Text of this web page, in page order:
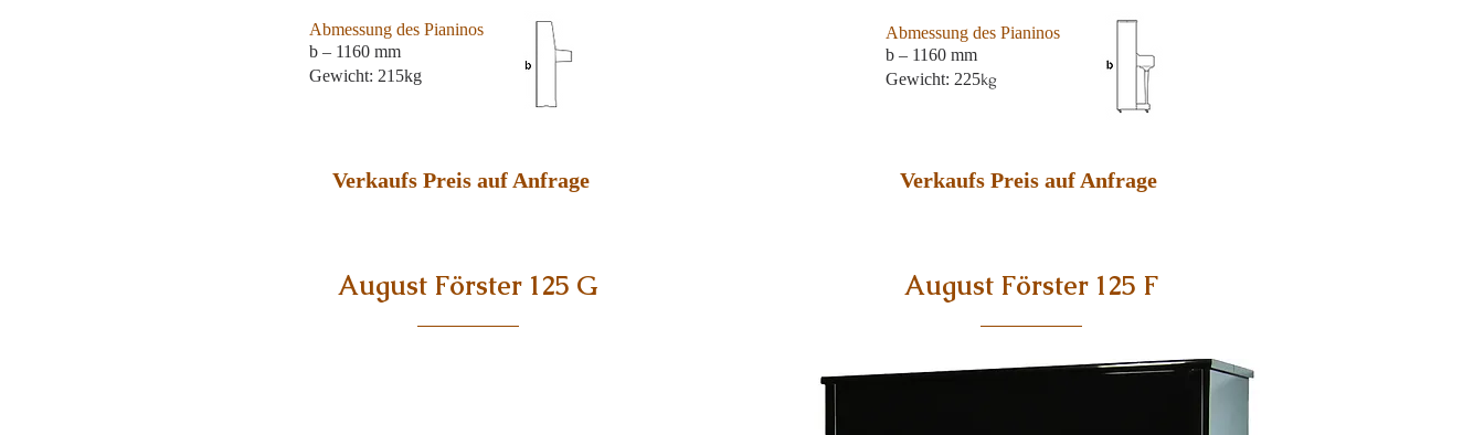
Abmessung des Pianinos
b – 1160 mm
Gewicht: 215kg
Verkaufs Preis auf Anfrage
Abmessung des Pianinos
b – 1160 mm
Gewicht: 225kg
Verkaufs Preis auf Anfrage
August Förster 125 G August Förster 125 F